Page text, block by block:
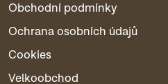
Obchodní podmínky
Ochrana osobních údajů
Cookies
Velkoobchod